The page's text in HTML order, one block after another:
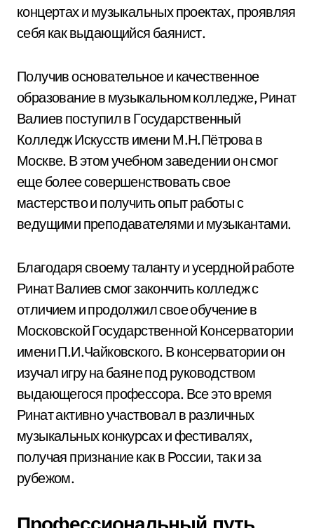
концертах и музыкальных проектах, проявляя
себя как выдающийся баянист.
Получив основательное и качественное
образование в музыкальном колледже, Ринат
Валиев поступил в Государственный
Колледж Искусств имени М.Н.Пётрова в
Москве. В этом учебном заведении он смог
еще более совершенствовать свое
мастерство и получить опыт работы с
ведущими преподавателями и музыкантами.
Благодаря своему таланту и усердной работе
Ринат Валиев смог закончить колледж с
отличием и продолжил свое обучение в
Московской Государственной Консерватории
имени П.И.Чайковского. В консерватории он
изучал игру на баяне под руководством
выдающегося профессора. Все это время
Ринат активно участвовал в различных
музыкальных конкурсах и фестивалях,
получая признание как в России, так и за
рубежом.